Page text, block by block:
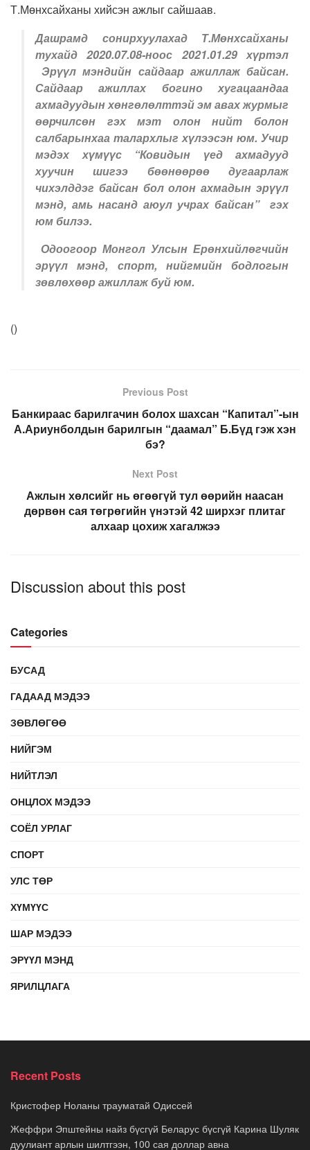
Т.Мөнхсайханы хийсэн ажлыг сайшаав.
Дашрамд сонирхуулахад Т.Мөнхсайханы
тухайд 2020.07.08-ноос 2021.01.29 хүртэл
Эрүүл мэндийн сайдаар ажиллаж байсан.
Сайдаар ажиллах богино хугацаандаа
ахмадуудын хөнгөлөлттэй эм авах журмыг
өөрчилсөн гэх мэт олон нийт болон
салбарынхаа талархлыг хүлээсэн юм. Учир
мэдэх хүмүүс “Ковидын үед ахмадууд
хуучин шигээ бөөнөөрөө дугаарлаж
чихэлддэг байсан бол олон ахмадын эрүүл
мэнд, амь насанд аюул учрах байсан” гэх
юм билээ.
Одоогоор Монгол Улсын Ерөнхийлөгчийн
эрүүл мэнд, спорт, нийгмийн бодлогын
зөвлөхөөр ажиллаж буй юм.
()
Previous Post
Банкираас барилгачин болох шахсан “Капитал”-ын
А.Ариунболдын барилгын “даамал” Б.Бүд гэж хэн
бэ?
Next Post
Ажлын хөлсийг нь өгөөгүй тул өөрийн наасан
дөрвөн сая төгрөгийн үнэтэй 42 ширхэг плитаг
алхаар цохиж хагалжээ
Discussion about this post
Categories
БУСАД
ГАДААД МЭДЭЭ
ЗӨВЛӨГӨӨ
НИЙГЭМ
НИЙТЛЭЛ
ОНЦЛОХ МЭДЭЭ
СОЁЛ УРЛАГ
СПОРТ
УЛС ТӨР
ХҮМҮҮС
ШАР МЭДЭЭ
ЭРҮҮЛ МЭНД
ЯРИЛЦЛАГА
Recent Posts
Кристофер Ноланы трауматай Одиссей
Жеффри Эпштейны найз бүсгүй Беларус бүсгүй Карина Шуляк
дуулиант арлын шилтгээн, 100 сая доллар авна